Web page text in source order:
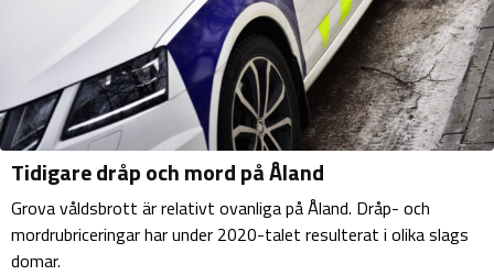
Tidigare dråp och mord på Åland
Grova våldsbrott är relativt ovanliga på Åland. Dråp- och
mordrubriceringar har under 2020-talet resulterat i olika slags
domar.